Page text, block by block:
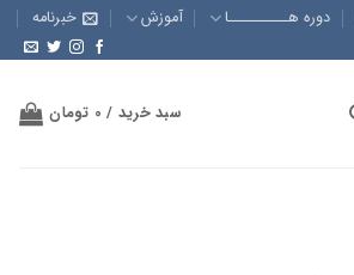
دوره هــــــــــا آموزش خبرنامه
سبد خرید / 0 تومان